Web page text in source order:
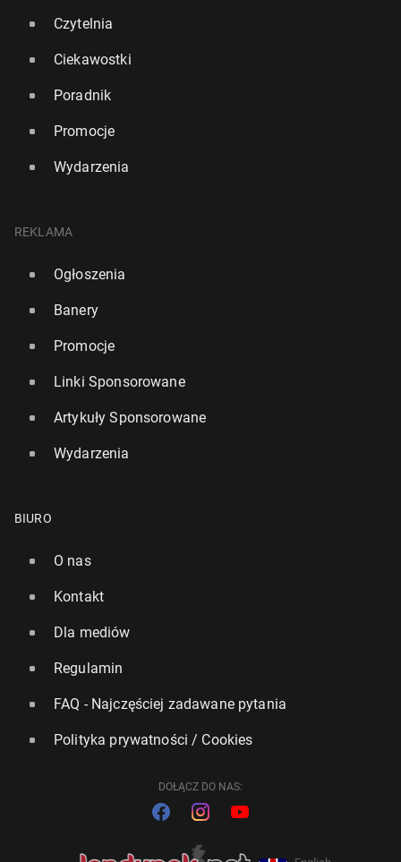
Czytelnia
Ciekawostki
Poradnik
Promocje
Wydarzenia
REKLAMA
Ogłoszenia
Banery
Promocje
Linki Sponsorowane
Artykuły Sponsorowane
Wydarzenia
BIURO
O nas
Kontakt
Dla mediów
Regulamin
FAQ - Najczęściej zadawane pytania
Polityka prywatności / Cookies
DOŁĄCZ DO NAS: